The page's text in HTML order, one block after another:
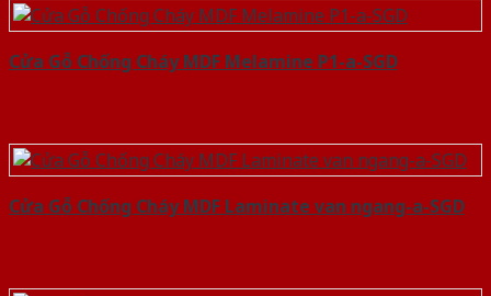
Cửa Gỗ Chống Cháy MDF Melamine P1-a-SGD
Cửa Gỗ Chống Cháy MDF Laminate van ngang-a-SGD